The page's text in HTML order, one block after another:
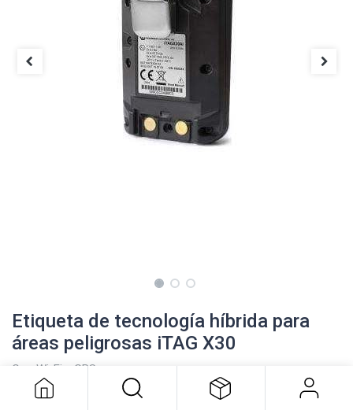
Etiqueta de tecnología híbrida para
áreas peligrosas iTAG X30
Con Wi-Fi y GPS,
admite identificación con foto y
control de acceso. Certificado por USMETc. Incluye
Etiqueta de tecnología híbrida para
áreas peligrosas iTAG X30